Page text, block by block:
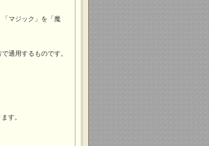
マジック」を「魔
通用するものです。
す。